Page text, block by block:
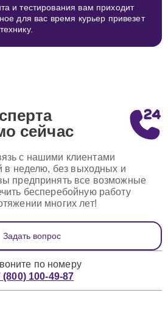
и тестирования вам приходит
для вас время курьер привезет
сейчас
с нашими клиентами
в неделю, без выходных и
предпринять все возможные
бесперебойную работу
многих лет!
Задать вопрос
по номеру
(800) 100-49-87